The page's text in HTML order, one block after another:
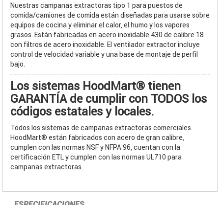
Nuestras campanas extractoras tipo 1 para puestos de
comida/camiones de comida están diseñadas para usarse sobre
equipos de cocina y eliminar el calor, el humo y los vapores
grasos. Están fabricadas en acero inoxidable 430 de calibre 18
con filtros de acero inoxidable. El ventilador extractor incluye
control de velocidad variable y una base de montaje de perfil
bajo.
Los sistemas HoodMart® tienen
GARANTÍA de cumplir con TODOS los
códigos estatales y locales.
Todos los sistemas de campanas extractoras comerciales
HoodMart® están fabricados con acero de gran calibre,
cumplen con las normas NSF y NFPA 96, cuentan con la
certificación ETL y cumplen con las normas UL710 para
campanas extractoras.